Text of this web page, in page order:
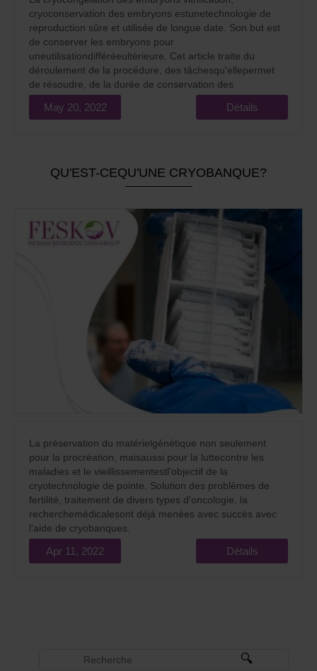
cryoconservation des embryons estunetechnologie de
reproduction sûre et utilisée de longue date. Son but est
de conserver les embryons pour
uneutilisationdifféréeultérieure. Cet article traite du
déroulement de la procédure, des tâchesqu'ellepermet
de résoudre, de la durée de conservation des
embryonscongelés et de la manière d'utiliser la base
d'embryons cryo-congelés pour devenir parents.
May 20, 2022 Détails
QU'EST-CEQU'UNE CRYOBANQUE?
La préservation du matérielgénétique non seulement
pour la procréation, maisaussi pour la luttecontre les
maladies et le vieillissementestl'objectif de la
cryotechnologie de pointe. Solution des problèmes de
fertilité, traitement de divers types d'oncologie, la
recherchemédicalesont déjà menées avec succès avec
l'aide de cryobanques.
Apr 11, 2022 Détails